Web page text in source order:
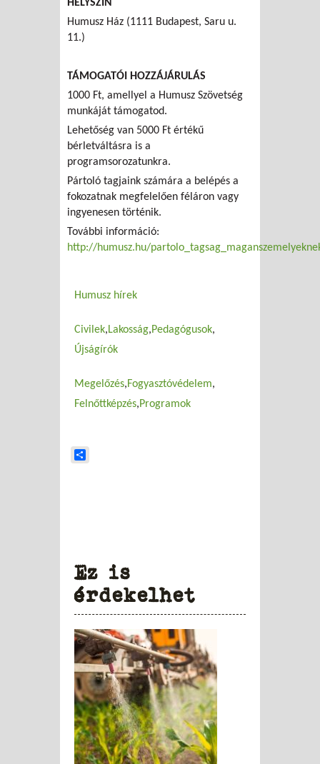
HELYSZÍN
Humusz Ház (1111 Budapest, Saru u.
11.)
TÁMOGATÓI HOZZÁJÁRULÁS
1000 Ft, amellyel a Humusz Szövetség
munkáját támogatod.
Lehetőség van 5000 Ft értékű
bérletváltásra is a
programsorozatunkra.
Pártoló tagjaink számára a belépés a
fokozatnak megfelelően féláron vagy
ingyenesen történik.
További információ:
http://humusz.hu/
Humusz hírek
Civilek Lakosság Pedagógusok
Újságírók
Megelőzés Fogyasztóvédelem
Felnőttképzés Programok
Ez is
érdekelhet